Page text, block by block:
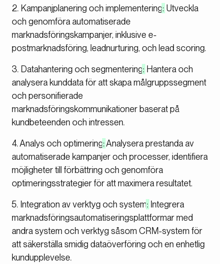
2. Kampanjplanering och implementering: Utveckla
och genomföra automatiserade
marknadsföringskampanjer, inklusive e-
postmarknadsföring, leadnurturing, och lead scoring.
3. Datahantering och segmentering: Hantera och
analysera kunddata för att skapa målgruppssegment
och personifierade
marknadsföringskommunikationer baserat på
kundbeteenden och intressen.
4. Analys och optimering:Analysera prestanda av
automatiserade kampanjer och processer, identifiera
möjligheter till förbättring och genomföra
optimeringsstrategier för att maximera resultatet.
5. Integration av verktyg och system: Integrera
marknadsföringsautomatiseringsplattformar med
andra system och verktyg såsom CRM-system för
att säkerställa smidig dataöverföring och en enhetlig
kundupplevelse.